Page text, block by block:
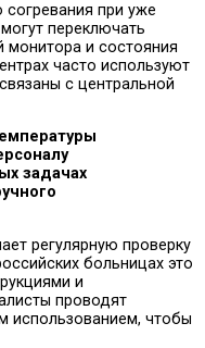
согревания при уже
переключать
монитора и состояния
часто используют
с центральной
задачах
регулярную проверку
больницах это
и
проводят
использованием, чтобы